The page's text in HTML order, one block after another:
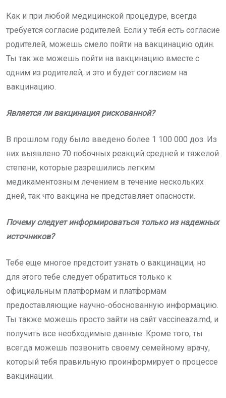
Как и при любой медицинской процедуре, всегда
требуется согласие родителей. Если у тебя есть согласие
родителей, можешь смело пойти на вакцинацию один.
Ты так же можешь пойти на вакцинацию вместе с
одним из родителей, и это и будет согласием на
вакцинацию.
Является ли вакцинация рискованной?
В прошлом году было введено более 1 100 000 доз. Из
них выявлено 70 побочных реакций средней и тяжелой
степени, которые разрешились легким
медикаментозным лечением в течение нескольких
дней, так что вакцина не представляет опасности.
Почему следует информироваться только из надежных
источников?
Тебе еще многое предстоит узнать о вакцинации, но
для этого тебе следует обратиться только к
официальным платформам и платформам
предоставляющие научно-обоснованную информацию.
Ты также можешь просто зайти на сайт vaccineaza.md, и
получить все необходимые данные. Кроме того, ты
всегда можешь позвонить своему семейному врачу,
который тебя правильную проинформирует о процессе
вакцинации.